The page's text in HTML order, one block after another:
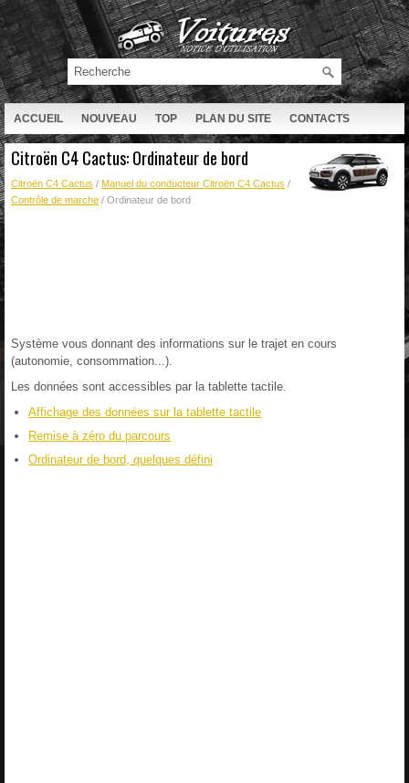
ACCUEIL NOUVEAU TOP PLAN DU SITE CONTACTS
RECHERCHE
Citroën C4 Cactus: Ordinateur de bord
Citroën C4 Cactus / Manuel du conducteur Citroën C4 Cactus /
Contrôle de marche / Ordinateur de bord
Système vous donnant des informations sur le trajet en cours
(autonomie, consommation...).
Les données sont accessibles par la tablette tactile.
Affichage des données sur la tablette tactile
Remise à zéro du parcours
Ordinateur de bord, quelques défini